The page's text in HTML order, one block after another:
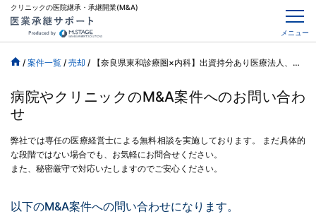
クリニックの医院継承・承継開業(M&A)
メニュー
/ 案件一覧 / 売却 / 【奈良県東和診療圏×内科】出資持分あり医療法人、売上約1.9億の高収益、競合僅少
病院やクリニックのM&A案件へのお問い合わ
せ
弊社では専任の医療経営士による無料相談を実施しております。
まだ具体的
な段階ではない場合でも、お気軽にお問合せください。
また、秘密厳守で対応いたしますのでご安心ください。
以下のM&A案件への問い合わせになります。